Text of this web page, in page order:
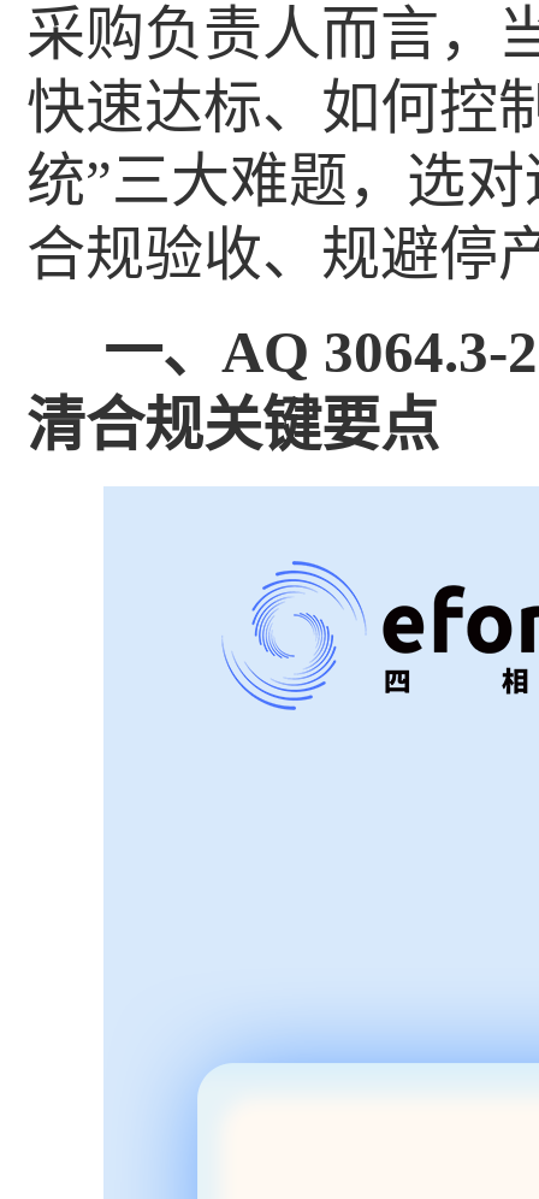
采购负责人而言，
快速达标、如何控
统”三大难题，选
合规验收、规避停
一、AQ 3064.3-
清合规关键要点